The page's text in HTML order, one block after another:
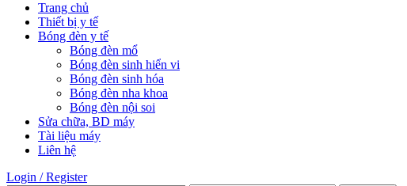
Trang chủ
Thiết bị y tế
Bóng đèn y tế
Bóng đèn mổ
Bóng đèn sinh hiển vi
Bóng đèn sinh hóa
Bóng đèn nha khoa
Bóng đèn nội soi
Sửa chữa, BD máy
Tài liệu máy
Liên hệ
Login / Register